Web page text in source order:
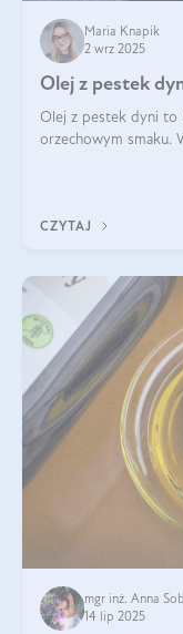
Maria Knapik
2 wrz 2025
Olej z pestek
Olej z pestek dyni to
orzechowym smaku.
CZYTAJ
mgr inż. Anna
14 lip 2025